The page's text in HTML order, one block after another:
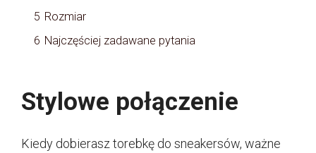
5 Rozmiar
6 Najczęściej zadawane pytania
Stylowe połączenie
Kiedy dobierasz torebkę do sneakersów, ważne